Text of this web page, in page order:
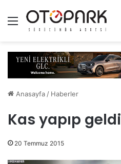
Menü
Anasayfa / Haberler
Kas yapıp geldi
20 Temmuz 2015